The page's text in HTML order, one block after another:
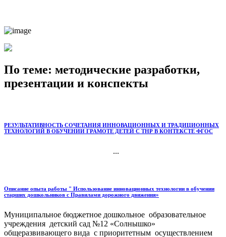
По теме: методические разработки,
презентации и конспекты
РЕЗУЛЬТАТИВНОСТЬ СОЧЕТАНИЯ ИННОВАЦИОННЫХ И ТРАДИЦИОННЫХ
ТЕХНОЛОГИЙ В ОБУЧЕНИИ ГРАМОТЕ ДЕТЕЙ С ТНР В КОНТЕКСТЕ ФГОС
...
Описание опыта работы " Использование инновационных технологии в обучении
старших дошкольников с Правилами дорожного движения»
Муниципальное бюджетное дошкольное образовательное
учреждения детский сад №12 «Солнышко»
общеразвивающего вида с приоритетным осуществлением